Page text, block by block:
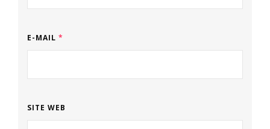
E-MAIL *
SITE WEB